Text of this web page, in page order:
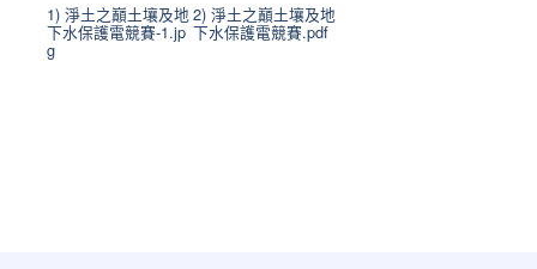
1) 淨土之巔土壤及地
下水保護電競賽-1.jp
g
2) 淨土之巔土壤及地
下水保護電競賽.pdf